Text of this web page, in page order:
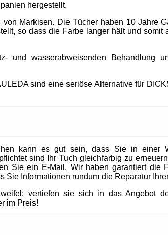
hergestellt.
Markisen. Die Tücher haben 10 Jahre
so dass die Farbe langer hält und somit
und wasserabweisenden Behandlung
sind eine seriöse Alternative für
kann es gut sein, dass Sie in einer
sind Ihr Tuch gleichfarbig zu
Sie ein E-Mail. Wir haben garantiert die
Sie Informationen rundum die Reparatur
vertiefen sie sich in das Angebot
im Preis!